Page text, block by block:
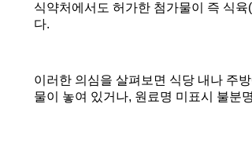
식약처에서도 허가한 첨가물이 즉 식육(
다.
이러한 의심을 살펴보면 식당 내나 주
물이 놓여 있거나, 원료명 미표시 불분